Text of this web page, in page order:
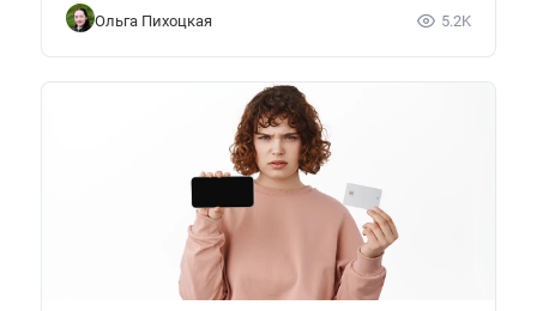
Ольга Пихоцкая 5.2K